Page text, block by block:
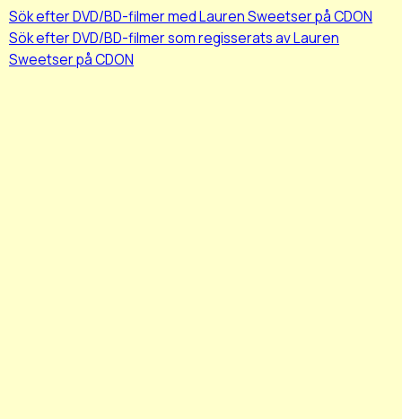
Sök efter DVD/BD-filmer med Lauren Sweetser på CDON
Sök efter DVD/BD-filmer som regisserats av Lauren
Sweetser på CDON